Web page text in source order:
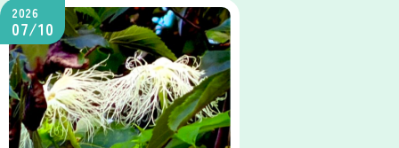
2026
07/10